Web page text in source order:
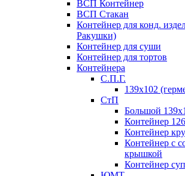
ВСП Контейнер
ВСП Стакан
Контейнер для конд.
Ракушки)
Контейнер для суши
Контейнер для тортов
Контейнера
С.П.Г.
139х102
СтП
Большой
Контейнер 126
Контейнер
Контейнер с
крышкой
Контейнер